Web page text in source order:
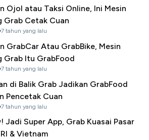
Ojol atau Taksi Online, Ini Mesin
Grab Cetak Cuan
7 tahun yang lalu
GrabCar Atau GrabBike, Mesin
Grab Itu GrabFood
7 tahun yang lalu
di Balik Grab Jadikan GrabFood
Pencetak Cuan
7 tahun yang lalu
Jadi Super App, Grab Kuasai Pasar
& Vietnam